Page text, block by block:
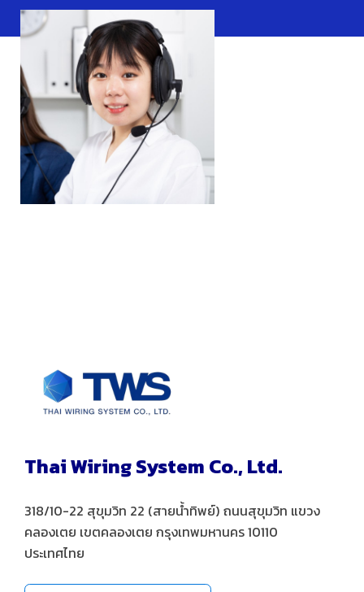
Thai Wiring System Co., Ltd.
318/10-22 สุขุมวิท 22 (สายน้ำทิพย์) ถนนสุขุมวิท แขวง
คลองเตย เขตคลองเตย กรุงเทพมหานคร 10110
ประเทศไทย